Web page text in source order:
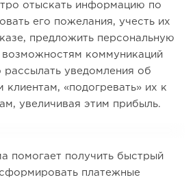
отыскать информацию по
его пожелания, учесть их
предложить персональную
возможностям коммуникаций
уведомления об
клиентам, «подогревать» их к
увеличивая этим прибыль.
помогает получить быстрый
платежные